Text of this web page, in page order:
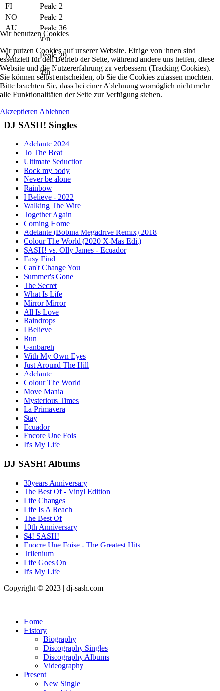
FI
Peak: 2
NO
Peak: 2
AU
Peak: 36
NZ
\r\n
Peak: 29
\r\n
DJ SASH! Singles
Adelante 2024
To The Beat
Ultimate Seduction
Rock my body
Never be alone
Rainbow
I Believe - 2022
Walking The Wire
Together Again
Coming Home
Adelante (Bobina Megadrive Remix) 2018
Colour The World (2020 X-Mas Edit)
SASH! vs. Olly James - Ecuador
Easy Find
Can't Change You
Summer's Gone
The Secret
What Is Life
Mirror Mirror
All Is Love
Raindrops
I Believe
Run
Ganbareh
With My Own Eyes
Just Around The Hill
Adelante
Colour The World
Move Mania
Mysterious Times
La Primavera
Stay
Ecuador
Encore Une Fois
It's My Life
DJ SASH! Albums
30years Anniversary
The Best Of - Vinyl Edition
Life Changes
Life Is A Beach
The Best Of
10th Anniversary
S4! SASH!
Enocre Une Foise - The Greatest Hits
Trilenium
Life Goes On
It's My Life
Copyright © 2023 | dj-sash.com
Home
History
Biography
Discography Singles
Discography Albums
Videography
Present
New Single
Wir benutzen Cookies
Wir nutzen Cookies auf unserer Website. Einige von ihnen sind
essenziell für den Betrieb der Seite, während andere uns helfen, diese
Website und die Nutzererfahrung zu verbessern (Tracking Cookies).
Sie können selbst entscheiden, ob Sie die Cookies zulassen möchten.
Bitte beachten Sie, dass bei einer Ablehnung womöglich nicht mehr
alle Funktionalitäten der Seite zur Verfügung stehen.
Akzeptieren Ablehnen